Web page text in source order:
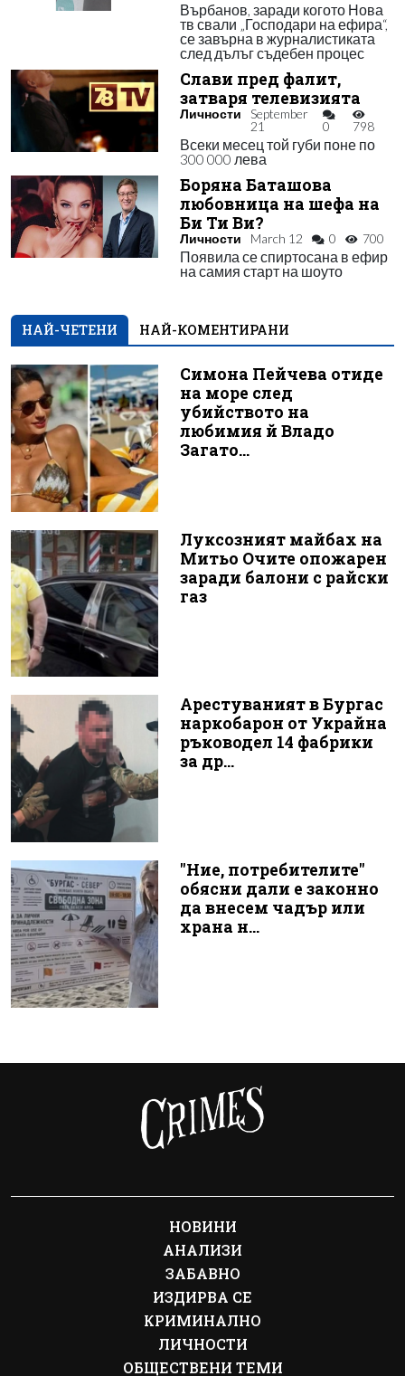
Върбанов, заради когото Нова
тв свали „Господари на ефира“,
се завърна в журналистиката
след дълъг съдебен процес
Слави пред фалит,
затваря телевизията
Личности
September
21
0 798
Всеки месец той губи поне по
300 000 лева
Боряна Баташова
любовница на шефа на
Би Ти Ви?
Личности March 12 0 700
Появила се спиртосана в ефир
на самия старт на шоуто
НАЙ-ЧЕТЕНИ НАЙ-КОМЕНТИРАНИ
Симона Пейчева отиде
на море след
убийството на
любимия й Владо
Загато...
Луксозният майбах на
Митьо Очите опожарен
заради балони с райски
газ
Арестуваният в Бургас
наркобарон от Украйна
ръководел 14 фабрики
за др...
"Ние, потребителите"
обясни дали е законно
да внесем чадър или
храна н...
НОВИНИ
АНАЛИЗИ
ЗАБАВНО
ИЗДИРВА СЕ
КРИМИНАЛНО
ЛИЧНОСТИ
ОБЩЕСТВЕНИ ТЕМИ